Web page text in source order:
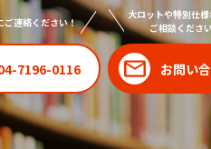
ご連絡ください！
7196-0116
大ロットや特別仕
ご相談くださ
お問い